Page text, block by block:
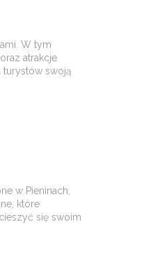
W tym
atrakcje
turystów swoją
w Pieninach,
które
się swoim